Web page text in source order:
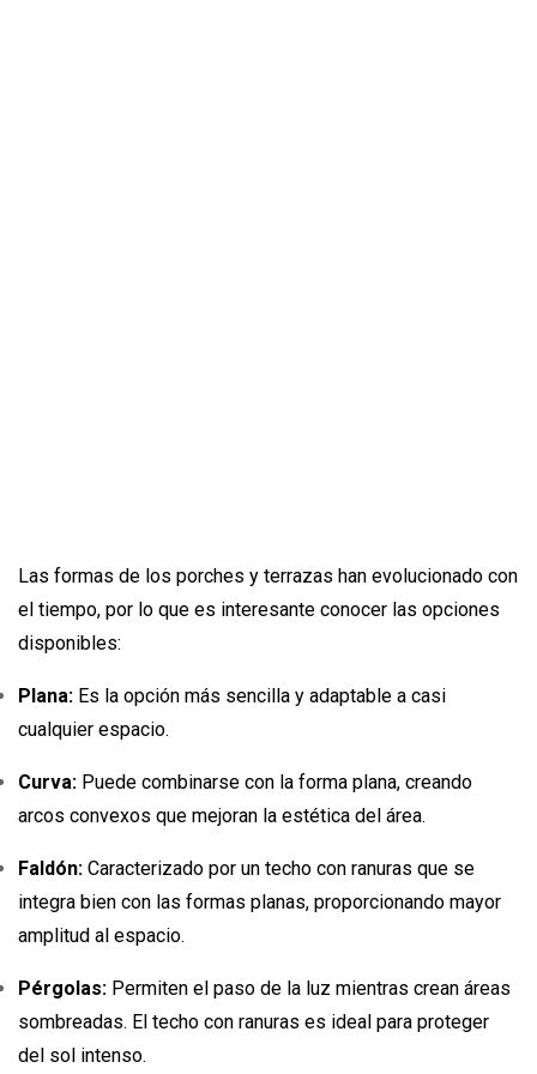
Las formas de los porches y terrazas han evolucionado con
el tiempo, por lo que es interesante conocer las opciones
disponibles:
Plana: Es la opción más sencilla y adaptable a casi
cualquier espacio.
Curva: Puede combinarse con la forma plana, creando
arcos convexos que mejoran la estética del área.
Faldón: Caracterizado por un techo con ranuras que se
integra bien con las formas planas, proporcionando mayor
amplitud al espacio.
Pérgolas: Permiten el paso de la luz mientras crean áreas
sombreadas. El techo con ranuras es ideal para proteger
del sol intenso.